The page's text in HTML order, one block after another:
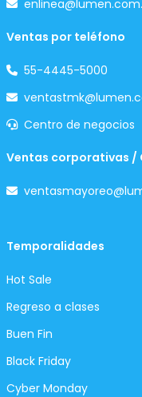
Ventas por teléfono
55-4445-5000
Centro de negocios
Ventas corporativas /
Temporalidades
Hot Sale
Regreso a clases
Buen Fin
Black Friday
Cyber Monday